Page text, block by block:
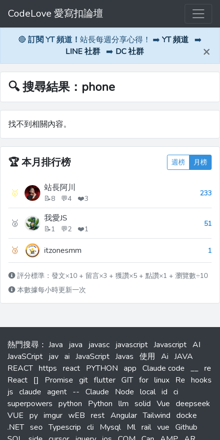
CodeLove 愛寫扣論壇
🔴 訂閱 YT 頻道！ 站長每週分享心得！ ➡️ YT 頻道 ➡️
LINE 社群 ➡️ DC 社群 ×
🔍 搜尋結果：phone
找不到相關內容。
🏆本月排行榜 週榜 月榜
🥇 站長阿川
📝8 💬4 ❤️3
233
🥈 我愛JS
📝1 💬2 ❤️1
51
🥉 itzonesmm 1
評分標準：發文×10 + 留言×3 + 獲讚×5 + 點讚×1 + 瀏覽數÷10
本數據每小時更新一次
熱門搜尋 ： Java java javasc javascript Javascript AI
JavaSCript jav ai JavaScript Javas 使用 Ai JAVA
REACT https react PYTHON app Claude code __ re
React [] Promise git flutter GIT for linux Re hooks
js claude agent -- Claude Node local id ci
superpowers python Python llm solid Vue deepseek
VUE py imgur wEB rest Angular Tailwind docke
.NET seo Typescrip cli Mysql Ml rail vue Github